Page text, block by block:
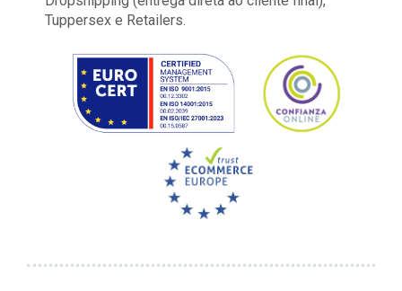
Tuppersex e Retailers.